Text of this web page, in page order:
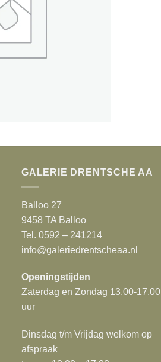
GALERIE DRENTSCHE AA
Balloo 27
9458 TA Balloo
Tel. 0592 – 241214
info@galeriedrentscheaa.nl
Openingstijden
Zaterdag en Zondag 13.00-17.00
uur
Dinsdag t/m Vrijdag welkom op
afspraak